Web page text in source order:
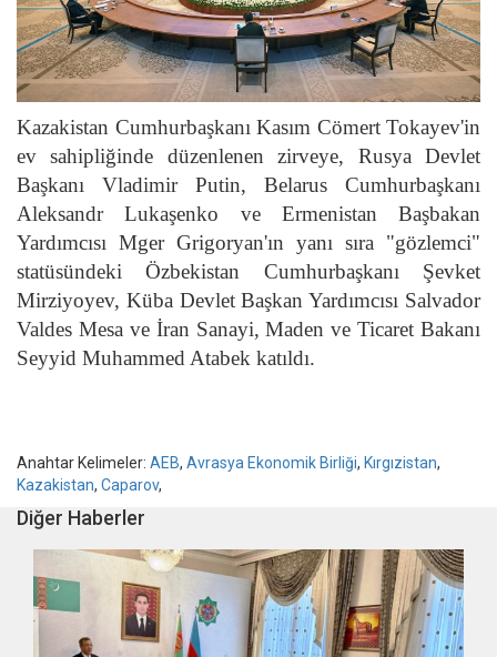
Kazakistan Cumhurbaşkanı Kasım Cömert Tokayev'in
ev sahipliğinde düzenlenen zirveye, Rusya Devlet
Başkanı Vladimir Putin, Belarus Cumhurbaşkanı
Aleksandr Lukaşenko ve Ermenistan Başbakan
Yardımcısı Mger Grigoryan'ın yanı sıra "gözlemci"
statüsündeki Özbekistan Cumhurbaşkanı Şevket
Mirziyoyev, Küba Devlet Başkan Yardımcısı Salvador
Valdes Mesa ve İran Sanayi, Maden ve Ticaret Bakanı
Seyyid Muhammed Atabek katıldı.
Anahtar Kelimeler: AEB, Avrasya Ekonomik Birliği, Kırgızistan,
Kazakistan, Caparov,
Diğer Haberler